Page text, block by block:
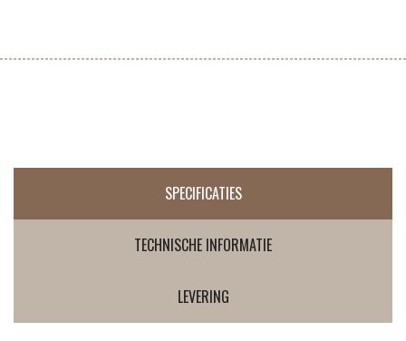
SPECIFICATIES
TECHNISCHE INFORMATIE
LEVERING